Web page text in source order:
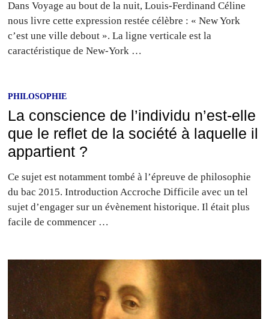
Dans Voyage au bout de la nuit, Louis-Ferdinand Céline
nous livre cette expression restée célèbre : « New York
c’est une ville debout ». La ligne verticale est la
caractéristique de New-York …
PHILOSOPHIE
La conscience de l’individu n’est-elle
que le reflet de la société à laquelle il
appartient ?
Ce sujet est notamment tombé à l’épreuve de philosophie
du bac 2015. Introduction Accroche Difficile avec un tel
sujet d’engager sur un évènement historique. Il était plus
facile de commencer …